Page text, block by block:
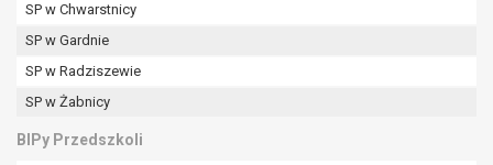
SP w Chwarstnicy
SP w Gardnie
SP w Radziszewie
SP w Żabnicy
BIPy Przedszkoli